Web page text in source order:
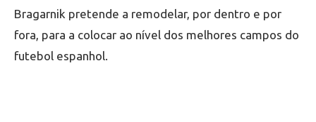
Bragarnik pretende a remodelar, por dentro e por
fora, para a colocar ao nível dos melhores campos do
futebol espanhol.